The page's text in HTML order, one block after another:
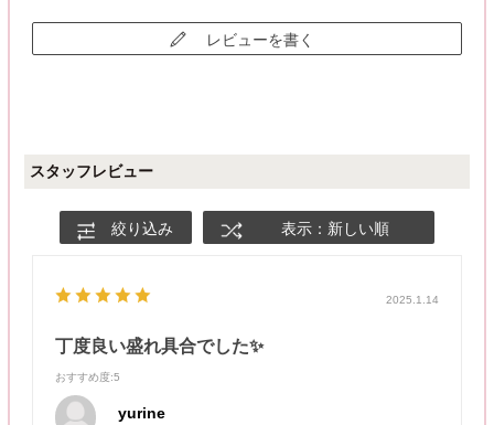
レビューを書く
スタッフレビュー
絞り込み 表示：新しい順
2025.1.14
丁度良い盛れ具合でした✨
おすすめ度:5
yurine